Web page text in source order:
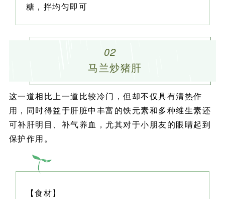
糖，拌均匀即可
02
马兰炒猪肝
这一道相比上一道比较冷门，但却不仅具有清热作
用，同时得益于肝脏中丰富的铁元素和多种维生素还
可补肝明目、补气养血，尤其对于小朋友的眼睛起到
保护作用。
【食材】